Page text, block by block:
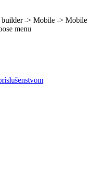
builder -> Mobile -> Mobile
menu